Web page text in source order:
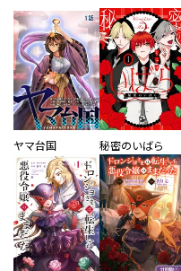
ヤマ台国 秘密のいばら